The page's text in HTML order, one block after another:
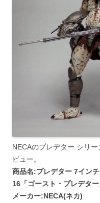
NECAのプレデター シリ
ビュー。
商品名:プレデター 7イン
16「ゴースト・プレデター
メーカー:NECA(ネカ)